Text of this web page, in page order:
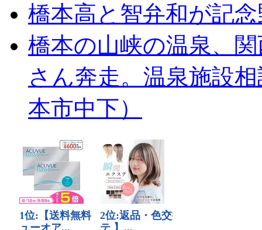
橋本高と智弁和が記
橋本の山峡の温泉、
さん奔走。温泉施設
本市中下）